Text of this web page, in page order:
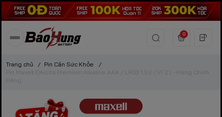
0
Trang chủ / Pin Cân Sức Khỏe
/
Pin Maxell EXvolta Premium Alkaline AAA / LR03 1.5V ( Vỉ 2 ) - Hàng Chính
Hãng